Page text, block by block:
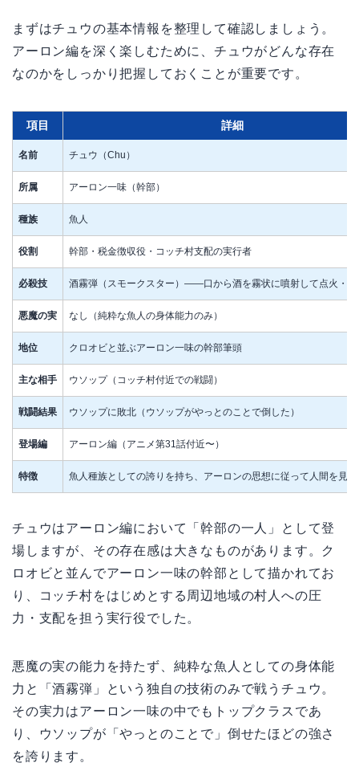
まずはチュウの基本情報を整理して確認しましょう。
アーロン編を深く楽しむために、チュウがどんな存在
なのかをしっかり把握しておくことが重要です。
項目 詳細
名前 チュウ（Chu）
所属 アーロン一味（幹部）
種族 魚人
役割 幹部・税金徴収役・コッチ村支配の実行者
必殺技 酒霧弾（スモークスター）——口から酒を霧状に噴射して点火・爆
悪魔の実 なし（純粋な魚人の身体能力のみ）
地位 クロオビと並ぶアーロン一味の幹部筆頭
主な相手 ウソップ（コッチ村付近での戦闘）
戦闘結果 ウソップに敗北（ウソップがやっとのことで倒した）
登場編 アーロン編（アニメ第31話付近〜）
特徴 魚人種族としての誇りを持ち、アーロンの思想に従って人間を見
チュウはアーロン編において「幹部の一人」として登
場しますが、その存在感は大きなものがあります。ク
ロオビと並んでアーロン一味の幹部として描かれてお
り、コッチ村をはじめとする周辺地域の村人への圧
力・支配を担う実行役でした。
悪魔の実の能力を持たず、純粋な魚人としての身体能
力と「酒霧弾」という独自の技術のみで戦うチュウ。
その実力はアーロン一味の中でもトップクラスであ
り、ウソップが「やっとのことで」倒せたほどの強さ
を誇ります。